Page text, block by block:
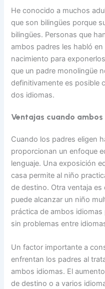
He conocido a muchos
que son bilingües porque
bilingües. Personas que
ambos padres les habló
nacimiento para
que un padre monolingüe
definitivamente es posible
dos idiomas.
Ventajas cuando
Cuando los padres eligen
proporcionan un enfoque
lenguaje. Una exposición
casa permite al niño
de destino. Otra ventaja
puede alcanzar un niño
práctica de ambos
sin problemas entre
Un factor importante a
enfrentan los padres al
ambos idiomas. El
de destino o a varios